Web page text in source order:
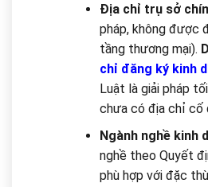
Địa chỉ trụ sở
pháp, không được
tầng thương mại).
chỉ đăng ký kinh
Luật là giải pháp
chưa có địa chỉ cố
Ngành nghề kinh
nghề theo Quyết
phù hợp với đặc